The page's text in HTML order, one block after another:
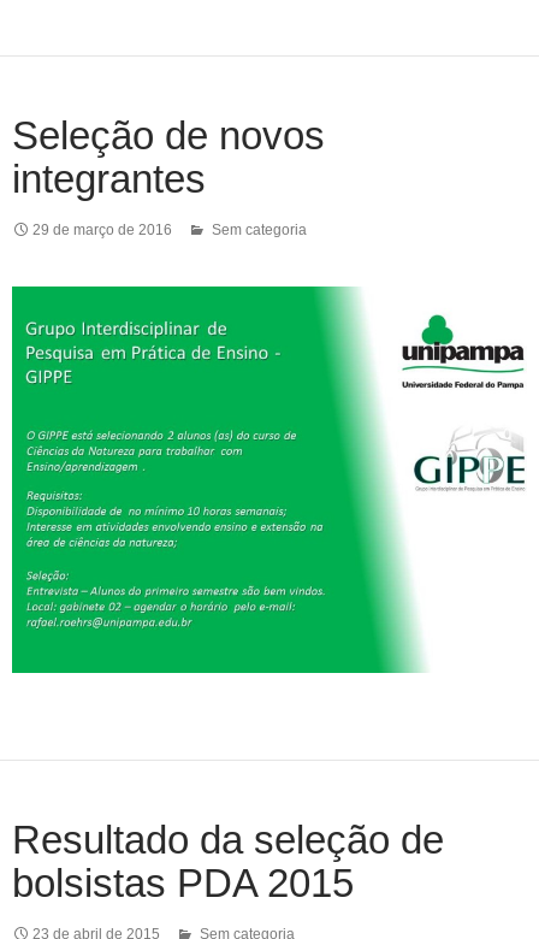
Seleção de novos
integrantes
29 de março de 2016 Sem categoria
Resultado da seleção de
bolsistas PDA 2015
23 de abril de 2015 Sem categoria